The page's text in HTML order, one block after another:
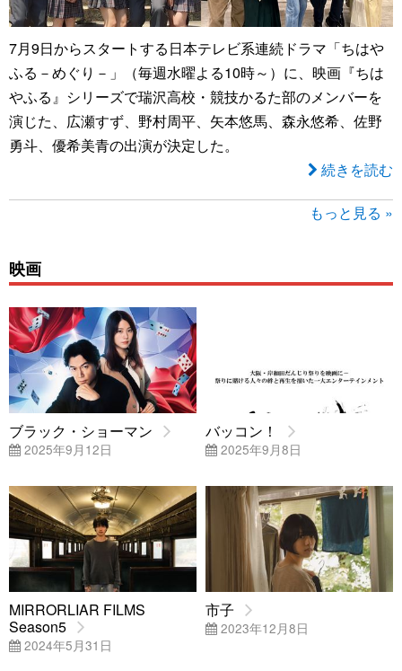
7月9日からスタートする日本テレビ系連続ドラマ「ちはや
ふる－めぐり－」（毎週水曜よる10時～）に、映画『ちは
やふる』シリーズで瑞沢高校・競技かるた部のメンバーを
演じた、広瀬すず、野村周平、矢本悠馬、森永悠希、佐野
勇斗、優希美青の出演が決定した。
続きを読む
もっと見る »
映画
ブラック・ショーマン
2025年9月12日
バッコン！
2025年9月8日
MIRRORLIAR FILMS
Season5
2024年5月31日
市子
2023年12月8日